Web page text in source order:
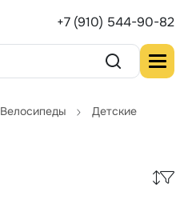
+7 (910) 544-90-82
Велосипеды Детские